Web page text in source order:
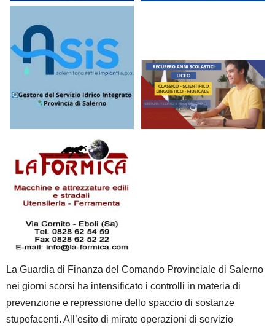
La Guardia di Finanza del Comando Provinciale di Salerno
nei giorni scorsi ha intensificato i controlli in materia di
prevenzione e repressione dello spaccio di sostanze
stupefacenti. All’esito di mirate operazioni di servizio